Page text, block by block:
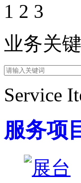
1 2 3
业务关键
Service
服务项